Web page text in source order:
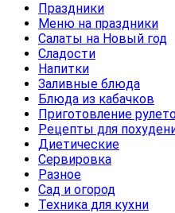
Праздники
Меню на праздники
Салаты на Новый год
Сладости
Напитки
Заливные блюда
Блюда из кабачков
Приготовление
Рецепты для
Диетические
Сервировка
Разное
Сад и огород
Техника для кухни